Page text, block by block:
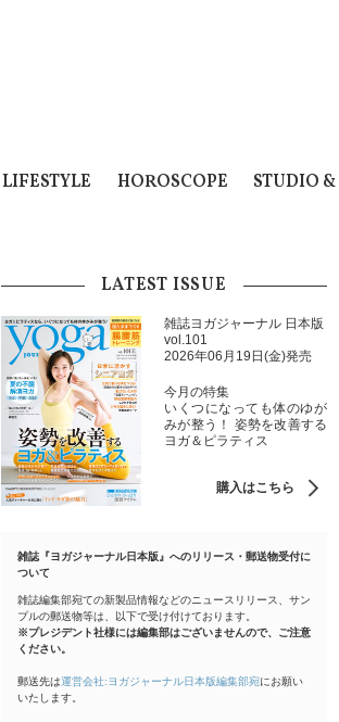
LIFESTYLE HOROSCOPE STUDIO &
LATEST ISSUE
雑誌ヨガジャーナル 日本版
vol.101
2026年06月19日(金)発売
今月の特集
いくつになっても体のゆが
みが整う！ 姿勢を改善する
ヨガ＆ピラティス
購入はこちら
雑誌『ヨガジャーナル日本版』へのリリース・郵送物受付に
ついて
雑誌編集部宛ての新製品情報などのニュースリリース、サン
プルの郵送物等は、以下で受け付けております。
※プレジデント社様には編集部はございませんので、ご注意
ください。
郵送先は運営会社:ヨガジャーナル日本版編集部宛にお願い
いたします。